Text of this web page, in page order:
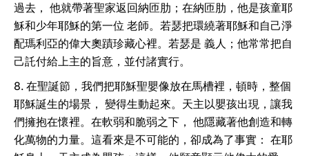
過去， 他就帶著聖家返回納匝肋；在納匝肋，他是孩童耶
穌和少年耶穌的第一位 老師。若瑟把環繞著耶穌和自己淨
配瑪利亞的偉大奧蹟珍藏心裡。若瑟是 義人；他常常把自
己託付給上主的旨意，並付諸實行。
8. 在聖誕節，我們把耶穌聖嬰像放在馬槽裡，頓時，整個
耶穌誕生的場景， 變得生動起來。天主以嬰孩出現，讓我
們擁抱在懷裡。在軟弱和脆弱之下， 他隱藏著他創造和轉
化萬物的力量。這看來是不可能的，卻成為了事實： 在耶